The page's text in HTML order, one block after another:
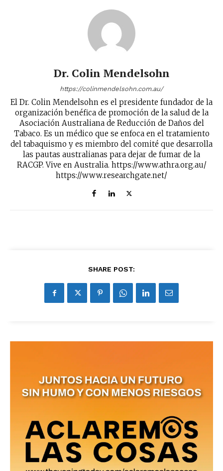
Dr. Colin Mendelsohn
https://colinmendelsohn.com.au/
El Dr. Colin Mendelsohn es el presidente fundador de la
organización benéfica de promoción de la salud de la
Asociación Australiana de Reducción de Daños del
Tabaco. Es un médico que se enfoca en el tratamiento
del tabaquismo y es miembro del comité que desarrolla
las pautas australianas para dejar de fumar de la
RACGP. Vive en Australia. https://www.athra.org.au/
https://www.researchgate.net/
SHARE POST: